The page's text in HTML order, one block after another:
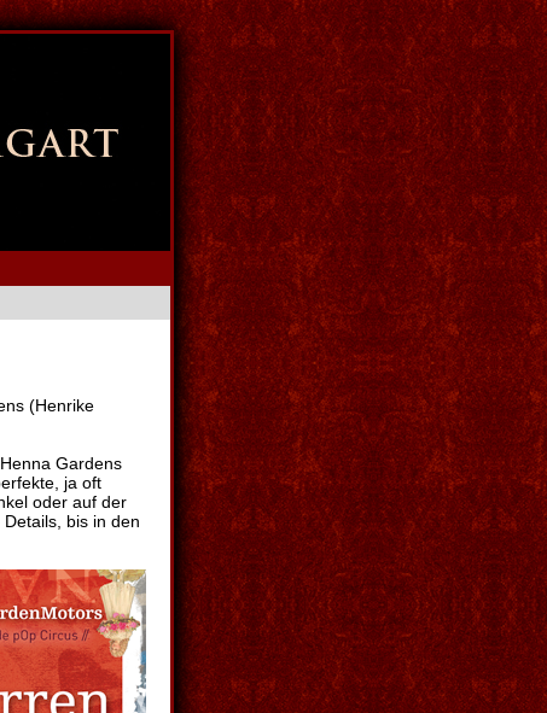
(Henrike
Gardens
ja oft
oder auf der
bis in den